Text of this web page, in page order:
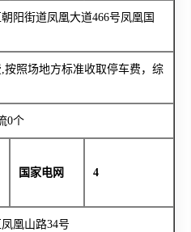
阳街道凤凰大道466号凤凰国
按照场地方标准收取停车费，综
0个
国家电网 4
凰山路34号